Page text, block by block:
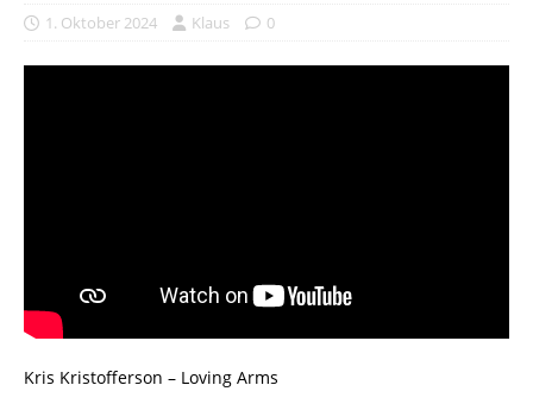
1. Oktober 2024 Klaus 0
Kris Kristofferson – Loving Arms